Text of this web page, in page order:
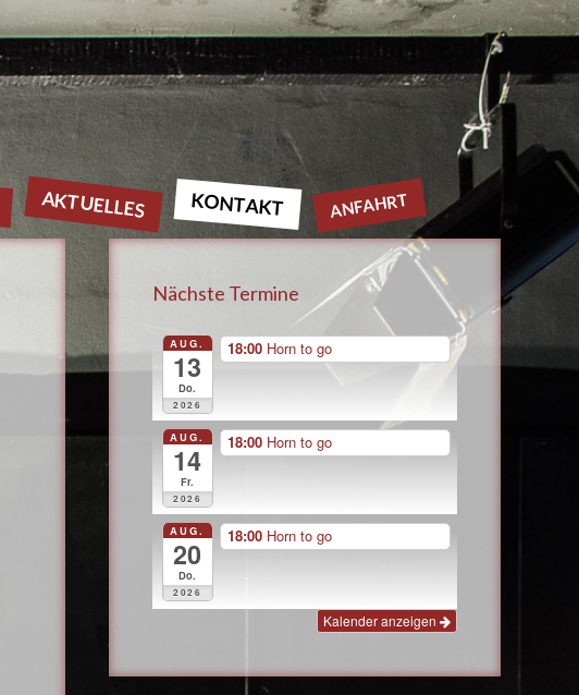
AKTUELLES KONTAKT ANFAHRT
Nächste Termine
AUG.
13
Do.
2026
18:00 Horn to go
AUG.
14
Fr.
2026
18:00 Horn to go
AUG.
20
Do.
2026
18:00 Horn to go
Kalender anzeigen